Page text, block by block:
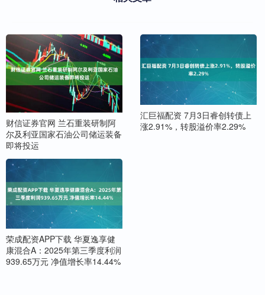
财信证券官网 兰石重装研制阿
尔及利亚国家石油公司储运装备
即将投运
汇巨福配资 7月3日睿创转债上
涨2.91%，转股溢价率2.29%
荣成配资APP下载 华夏逸享健
康混合A：2025年第三季度利润
939.65万元 净值增长率14.44%